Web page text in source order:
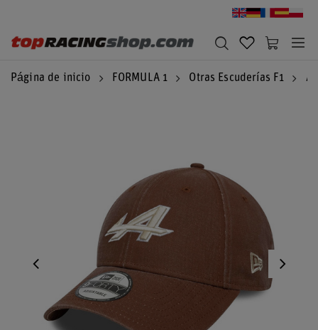
Página de inicio FORMULA 1 Otras Escuderías F1